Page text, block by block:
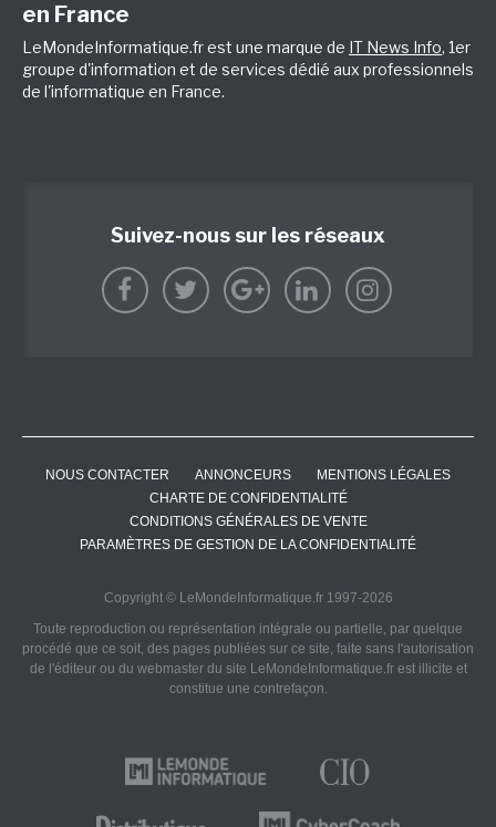
en France
LeMondeInformatique.fr est une marque de IT News Info, 1er
groupe d'information et de services dédié aux professionnels
de l'informatique en France.
Suivez-nous sur les réseaux
NOUS CONTACTER ANNONCEURS
MENTIONS LÉGALES
CHARTE DE CONFIDENTIALITÉ
CONDITIONS GÉNÉRALES DE VENTE
PARAMÈTRES DE GESTION DE LA CONFIDENTIALITÉ
Copyright © LeMondeInformatique.fr 1997-2026
Toute reproduction ou représentation intégrale ou partielle, par quelque
procédé que ce soit, des pages publiées sur ce site, faite sans l'autorisation
de l'éditeur ou du webmaster du site LeMondeInformatique.fr est illicite et
constitue une contrefaçon.